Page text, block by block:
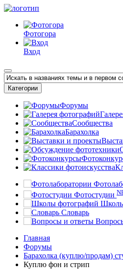
Фотогора
Вход
Категории
Форумы
Сообщества
Барахолка
Фотостудии
Словарь
Главная
Форумы
Барахолка (куплю/продам)
Куплю фон и стрип